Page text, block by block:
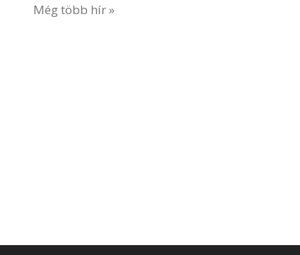
Még több hír »